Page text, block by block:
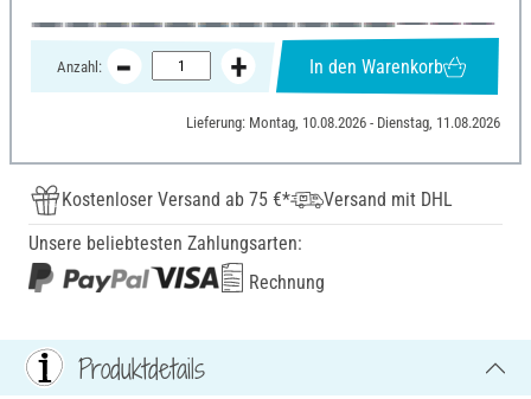
Anzahl: In den Warenkorb
Lieferung: Montag, 10.08.2026 - Dienstag, 11.08.2026
Kostenloser Versand ab 75 €*
Versand mit DHL
Unsere beliebtesten Zahlungsarten:
Rechnung
Produktdetails